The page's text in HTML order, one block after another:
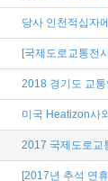
당사 인천적십자
[국제도로교통전
2018 경기도 교
미국 Heatizon사
2017 국제도로교
[2017년 추석 연